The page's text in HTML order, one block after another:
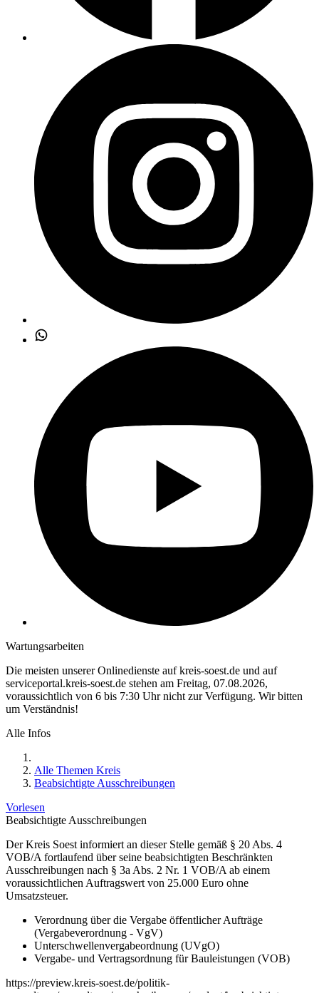
Wartungsarbeiten
Die meisten unserer Onlinedienste auf kreis-soest.de und auf
serviceportal.kreis-soest.de stehen am Freitag, 07.08.2026,
voraussichtlich von 6 bis 7:30 Uhr nicht zur Verfügung. Wir bitten
um Verständnis!
Alle Infos
Alle Themen Kreis
Beabsichtigte Ausschreibungen
Vorlesen
Beabsichtigte Ausschreibungen
Der Kreis Soest informiert an dieser Stelle gemäß § 20 Abs. 4
VOB/A fortlaufend über seine beabsichtigten Beschränkten
Ausschreibungen nach § 3a Abs. 2 Nr. 1 VOB/A ab einem
voraussichtlichen Auftragswert von 25.000 Euro ohne
Umsatzsteuer.
Verordnung über die Vergabe öffentlicher Aufträge
(Vergabeverordnung - VgV)
Unterschwellenvergabeordnung (UVgO)
Vergabe- und Vertragsordnung für Bauleistungen (VOB)
https://preview.kreis-soest.de/politik-